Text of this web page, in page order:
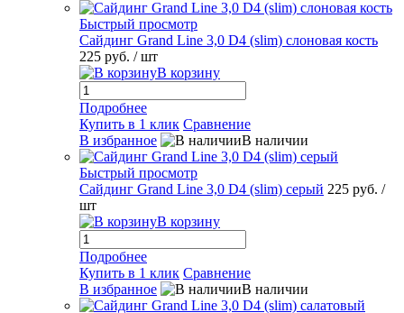
Быстрый просмотр
Сайдинг Grand Line 3,0 D4 (slim) слоновая кость
225 руб. / шт
В корзину
Подробнее
Купить в 1 клик Сравнение
В избранное
В наличии
Быстрый просмотр
Сайдинг Grand Line 3,0 D4 (slim) серый 225 руб. /
шт
В корзину
Подробнее
Купить в 1 клик Сравнение
В избранное
В наличии